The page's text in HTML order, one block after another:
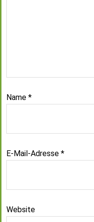
Name *
E-Mail-Adresse *
Website